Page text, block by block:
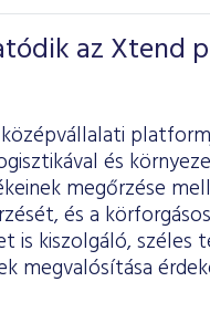
az Xtend
és
megőrzése
és a
is kiszolgáló, széles
megvalósítása